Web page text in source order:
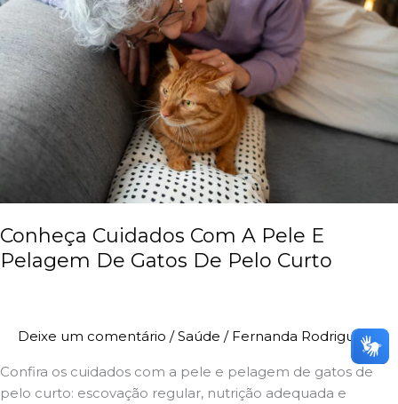
Conheça Cuidados Com A Pele E
Pelagem De Gatos De Pelo Curto
Deixe um comentário /Saúde / Fernanda Rodrigues
Confira os cuidados com a pele e pelagem de gatos de
pelo curto: escovação regular, nutrição adequada e
A
Pele
E
Pelagem
De
Gatos
De
Pelo